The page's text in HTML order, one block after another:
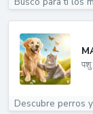
Descubre perros